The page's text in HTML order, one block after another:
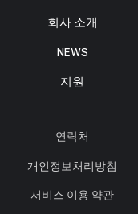
회사 소개
NEWS
지원
연락처
개인정보처리방침
서비스 이용 약관